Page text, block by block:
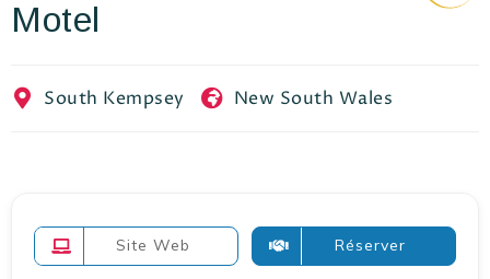
Motel
South Kempsey New South Wales
Site Web Réserver